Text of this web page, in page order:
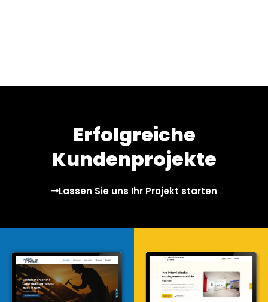
Erfolgreiche
Kundenprojekte
Lassen Sie uns Ihr Projekt starten